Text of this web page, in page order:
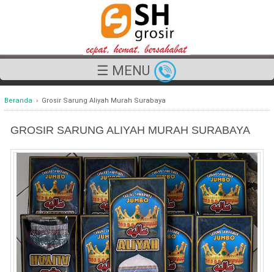
☰ MENU
Beranda › Grosir Sarung Aliyah Murah Surabaya
GROSIR SARUNG ALIYAH MURAH SURABAYA